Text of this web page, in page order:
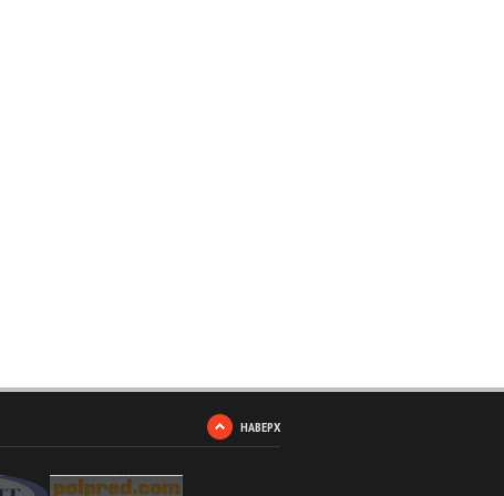
НАВЕРХ